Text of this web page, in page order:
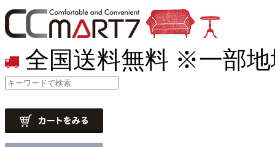
全国送料無料 ※一部地